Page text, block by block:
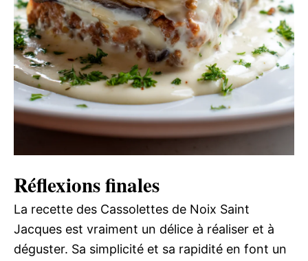
Réflexions finales
La recette des Cassolettes de Noix Saint
Jacques est vraiment un délice à réaliser et à
déguster. Sa simplicité et sa rapidité en font un